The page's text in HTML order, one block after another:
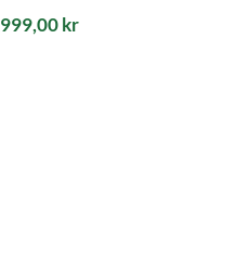
999,00kr